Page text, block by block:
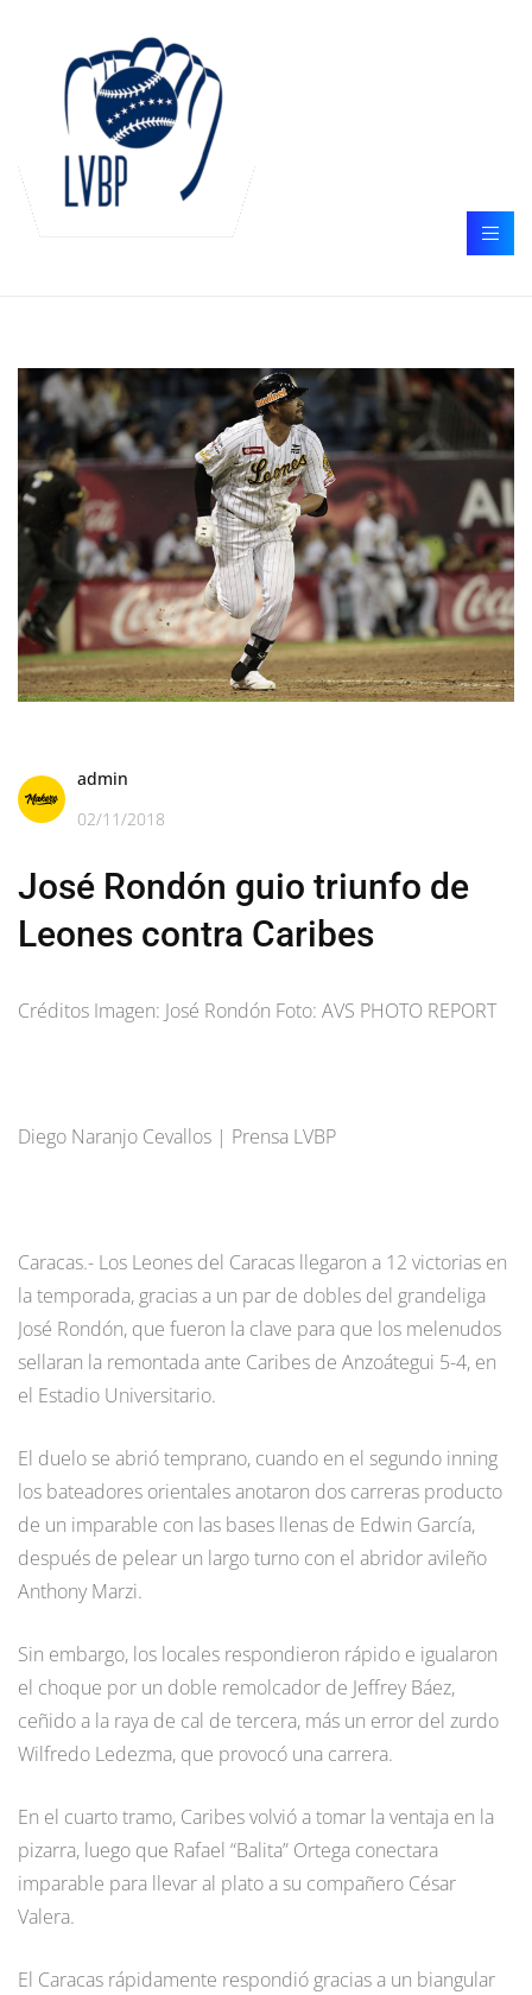
admin
02/11/2018
José Rondón guio triunfo de
Leones contra Caribes
Créditos Imagen: José Rondón Foto: AVS PHOTO REPORT
Diego Naranjo Cevallos | Prensa LVBP
Caracas.- Los Leones del Caracas llegaron a 12 victorias en
la temporada, gracias a un par de dobles del grandeliga
José Rondón, que fueron la clave para que los melenudos
sellaran la remontada ante Caribes de Anzoátegui 5-4, en
el Estadio Universitario.
El duelo se abrió temprano, cuando en el segundo inning
los bateadores orientales anotaron dos carreras producto
de un imparable con las bases llenas de Edwin García,
después de pelear un largo turno con el abridor avileño
Anthony Marzi.
Sin embargo, los locales respondieron rápido e igualaron
el choque por un doble remolcador de Jeffrey Báez,
ceñido a la raya de cal de tercera, más un error del zurdo
Wilfredo Ledezma, que provocó una carrera.
En el cuarto tramo, Caribes volvió a tomar la ventaja en la
pizarra, luego que Rafael “Balita” Ortega conectara
imparable para llevar al plato a su compañero César
Valera.
El Caracas rápidamente respondió gracias a un biangular